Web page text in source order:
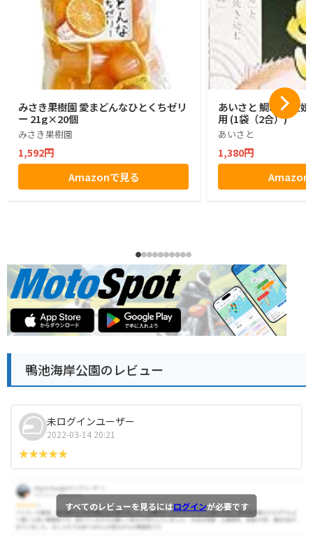
みさき果樹園 愛まどんなひとくちゼリ
ー 21g×20個
みさき果樹園
1,592円
Amazonで見る
あいさと 鯛めし 愛
用 (1袋（2合）)
あいさと
1,380円
Amazon
鴨池海岸公園のレビュー
未ログインユーザー
2022-03-14 20:21
すべてのレビューを見るにはログインが必要です